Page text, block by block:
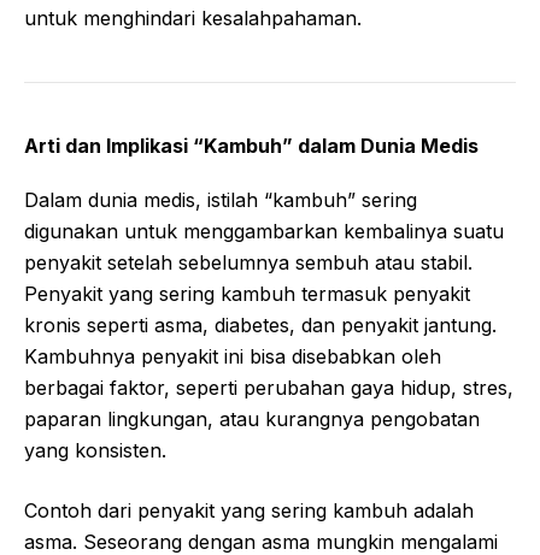
untuk menghindari kesalahpahaman.
Arti dan Implikasi “Kambuh” dalam Dunia Medis
Dalam dunia medis, istilah “kambuh” sering
digunakan untuk menggambarkan kembalinya suatu
penyakit setelah sebelumnya sembuh atau stabil.
Penyakit yang sering kambuh termasuk penyakit
kronis seperti asma, diabetes, dan penyakit jantung.
Kambuhnya penyakit ini bisa disebabkan oleh
berbagai faktor, seperti perubahan gaya hidup, stres,
paparan lingkungan, atau kurangnya pengobatan
yang konsisten.
Contoh dari penyakit yang sering kambuh adalah
asma. Seseorang dengan asma mungkin mengalami